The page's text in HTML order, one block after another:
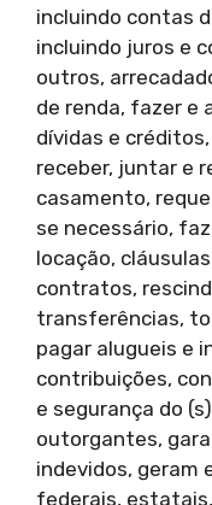
incluindo contas
incluindo juros e
outros,
de renda, fazer e
dívidas e
receber, juntar e
casamento,
se necessário,
locação,
contratos,
transferências,
pagar alugueis e
contribuições,
e segurança do
outorgantes,
indevidos, geram
federais,